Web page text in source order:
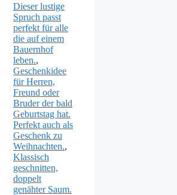
Dieser lustige
Spruch passt
perfekt für alle
die auf einem
Bauernhof
leben.,
Geschenkidee
für Herren,
Freund oder
Bruder der bald
Geburtstag hat.
Perfekt auch als
Geschenk zu
Weihnachten.,
Klassisch
geschnitten,
doppelt
genähter Saum.